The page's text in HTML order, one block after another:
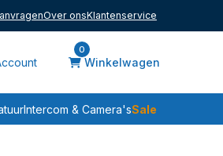
Over onsKlantenservice
0
Winkelwagen
Intercom & Camera'sSale